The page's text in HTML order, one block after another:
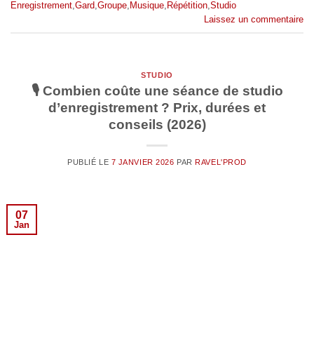
Enregistrement Gard Groupe Musique Répétition Studio
Laissez un commentaire
STUDIO
🎙️ Combien coûte une séance de studio
d’enregistrement ? Prix, durées et
conseils (2026)
PUBLIÉ LE 7 JANVIER 2026 PARRAVEL'PROD
07
Jan